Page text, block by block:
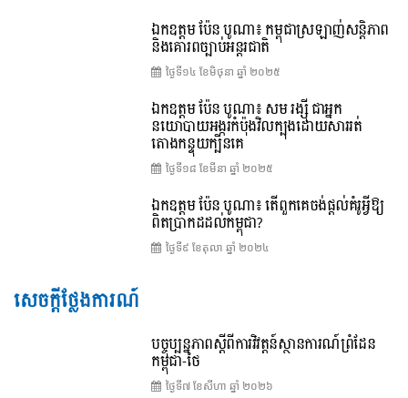
ឯកឧត្តម ប៉ែន បូណា៖ កម្ពុជាស្រឡាញ់សន្តិភាព
និងគោរពច្បាប់អន្តរជាតិ
ថ្ងៃទី១៤ ខែ​មិថុនា ឆ្នាំ ២០២៥
ឯកឧត្តម ប៉ែន បូណា៖ សម រង្ស៊ី ជាអ្នក
នយោបាយអង្ករកំប៉ុងវិលក្បុងដោយសាររត់
តោងកន្ទុយក្បិនគេ
ថ្ងៃទី១៨ ខែ​មីនា ឆ្នាំ ២០២៥
ឯកឧត្តម ប៉ែន បូណា៖ តើពួកគេចង់ផ្តល់គំរូអ្វីឱ្យ
ពិតប្រាកដដល់កម្ពុជា?
ថ្ងៃទី៩ ខែ​តុលា ឆ្នាំ ២០២៤
សេចក្តីថ្លែងការណ៍
បច្ចុប្បន្នភាពស្ដីពីការវិវត្តន៍ស្ថានការណ៍ព្រំដែន
កម្ពុជា-ថៃ
ថ្ងៃទី៧ ខែ​សីហា ឆ្នាំ ២០២៦